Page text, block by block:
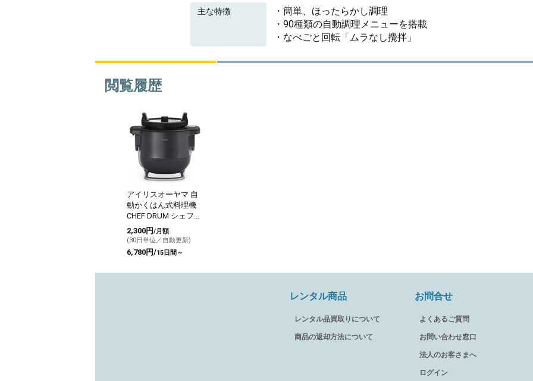
主な特徴
・簡単、ほったらかし調理
・90種類の自動調理メニューを搭載
・なべごと回転「ムラなし攪拌」
閲覧履歴
アイリスオーヤマ 自
動かくはん式料理機
CHEF DRUM シェフド
ラム DAC-IA2 グレー
2,300円/月額
(30日単位／自動更新)
6,780円/15日間～
レンタル商品
レンタル品買取りについて
商品の返却方法について
お問合せ
よくあるご質問
お問い合わせ窓口
法人のお客さまへ
ログイン